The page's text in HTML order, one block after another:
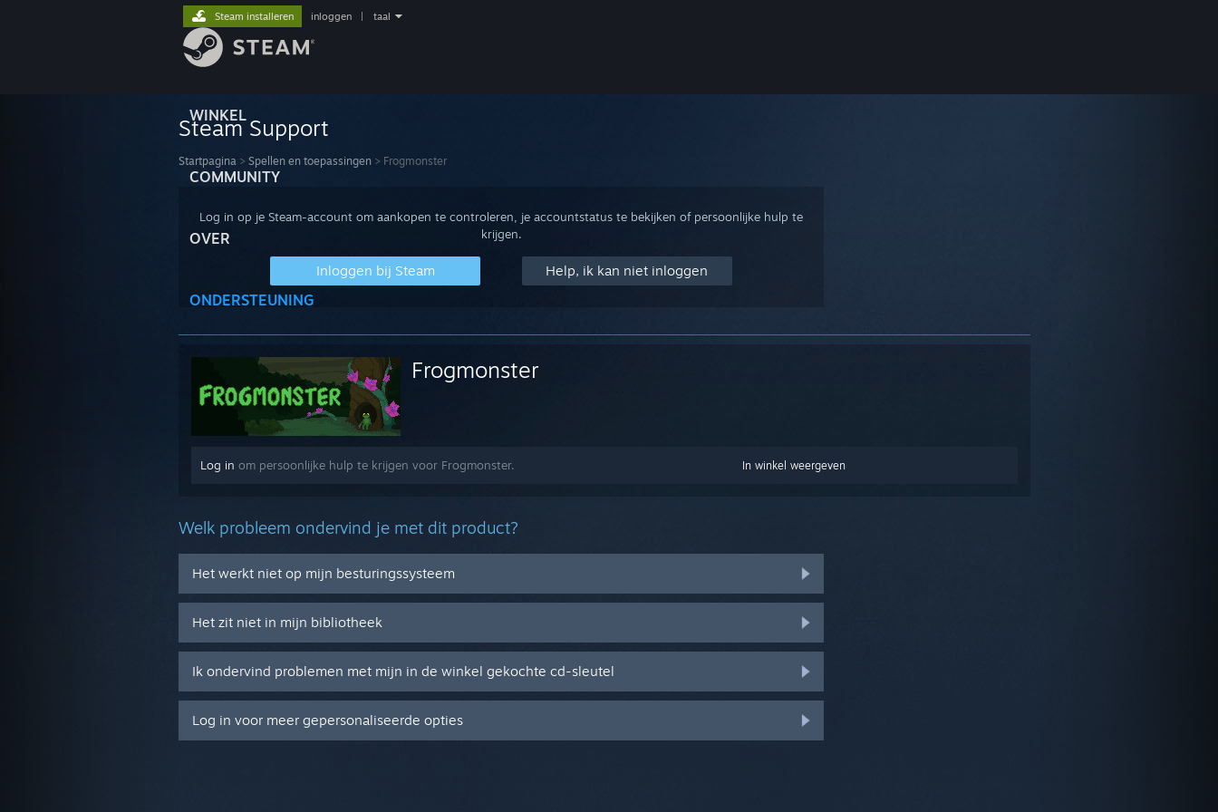
WINKEL
COMMUNITY
OVER
ONDERSTEUNING
Steam installeren inloggen taal
Steam Support
Startpagina > Spellen en toepassingen > Frogmonster
Log in op je Steam-account om aankopen te controleren, je accountstatus te bekijken of persoonlijke hulp te
krijgen.
Inloggen bij Steam Help, ik kan niet inloggen
Frogmonster
In winkel weergeven
Log in om persoonlijke hulp te krijgen voor Frogmonster.
Welk probleem ondervind je met dit product?
Het werkt niet op mijn besturingssysteem
Het zit niet in mijn bibliotheek
Ik ondervind problemen met mijn in de winkel gekochte cd-sleutel
Log in voor meer gepersonaliseerde opties